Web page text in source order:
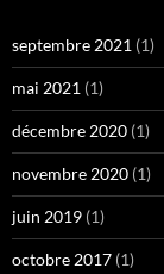
septembre 2021 (1)
mai 2021 (1)
décembre 2020 (1)
novembre 2020 (1)
juin 2019 (1)
octobre 2017 (1)